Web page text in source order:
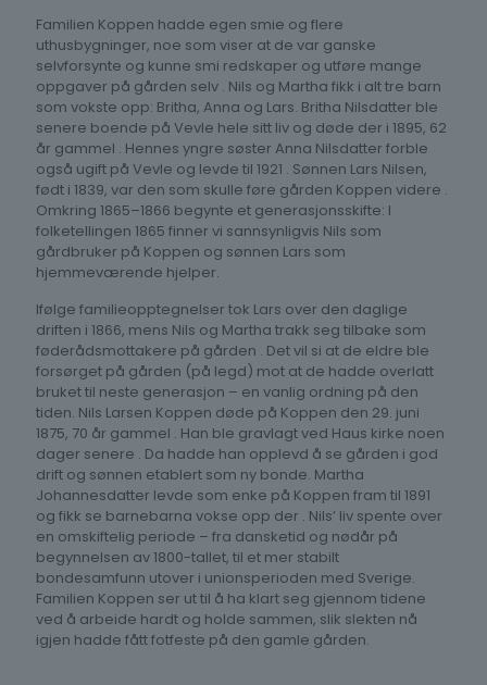
Familien Koppen hadde egen smie og flere
uthusbygninger, noe som viser at de var ganske
selvforsynte og kunne smi redskaper og utføre mange
oppgaver på gården selv . Nils og Martha fikk i alt tre barn
som vokste opp: Britha, Anna og Lars. Britha Nilsdatter ble
senere boende på Vevle hele sitt liv og døde der i 1895, 62
år gammel . Hennes yngre søster Anna Nilsdatter forble
også ugift på Vevle og levde til 1921 . Sønnen Lars Nilsen,
født i 1839, var den som skulle føre gården Koppen videre .
Omkring 1865–1866 begynte et generasjonsskifte: I
folketellingen 1865 finner vi sannsynligvis Nils som
gårdbruker på Koppen og sønnen Lars som
hjemmeværende hjelper.
Ifølge familieopptegnelser tok Lars over den daglige
driften i 1866, mens Nils og Martha trakk seg tilbake som
føderådsmottakere på gården . Det vil si at de eldre ble
forsørget på gården (på legd) mot at de hadde overlatt
bruket til neste generasjon – en vanlig ordning på den
tiden. Nils Larsen Koppen døde på Koppen den 29. juni
1875, 70 år gammel . Han ble gravlagt ved Haus kirke noen
dager senere . Da hadde han opplevd å se gården i god
drift og sønnen etablert som ny bonde. Martha
Johannesdatter levde som enke på Koppen fram til 1891
og fikk se barnebarna vokse opp der . Nils’ liv spente over
en omskiftelig periode – fra dansketid og nødår på
begynnelsen av 1800-tallet, til et mer stabilt
bondesamfunn utover i unionsperioden med Sverige.
Familien Koppen ser ut til å ha klart seg gjennom tidene
ved å arbeide hardt og holde sammen, slik slekten nå
igjen hadde fått fotfeste på den gamle gården.